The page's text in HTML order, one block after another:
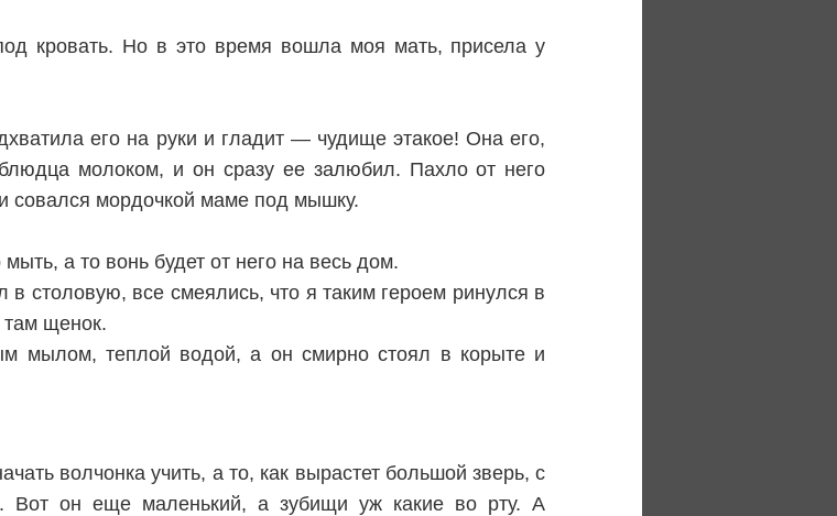
кровать. Но в это время вошла моя мать, присела у
его на руки и гладит — чудище этакое! Она его,
молоком, и он сразу ее залюбил. Пахло от него
совался мордочкой маме под мышку.
а то вонь будет от него на весь дом.
столовую, все смеялись, что я таким героем ринулся в
там щенок.
мылом, теплой водой, а он смирно стоял в корыте и
волчонка учить, а то, как вырастет большой зверь, с
Вот он еще маленький, а зубищи уж какие во рту. А